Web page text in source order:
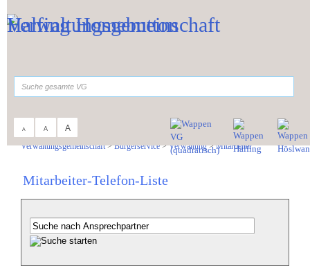
A A A
Verwaltungsgemeinschaft>Bürgerservice>Verwaltung>Mitarbeiter
Mitarbeiter-Telefon-Liste